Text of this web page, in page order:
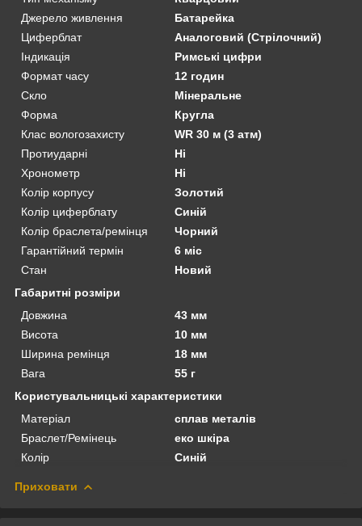
Джерело живлення
Батарейка
Циферблат
Аналоговий (Стрілочний)
Індикація
Римські цифри
Формат часу
12 годин
Скло
Мінеральне
Форма
Кругла
Клас вологозахисту
WR 30 м (3 атм)
Протиударні
Ні
Хронометр
Ні
Колір корпусу
Золотий
Колір циферблату
Синій
Колір браслета/ремінця
Чорний
Гарантійний термін
6 міс
Стан
Новий
Габаритні розміри
Довжина
43 мм
Висота
10 мм
Ширина ремінця
18 мм
Вага
55 г
Користувальницькі характеристики
Матеріал
сплав металів
Браслет/Ремінець
еко шкіра
Колір
Синій
Приховати